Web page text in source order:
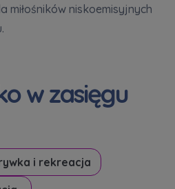
miłośników niskoemisyjnych
w zasięgu
i rekreacja